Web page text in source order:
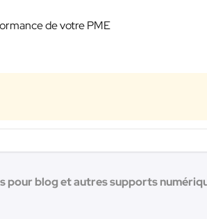
de votre PME
pour blog et autres supports